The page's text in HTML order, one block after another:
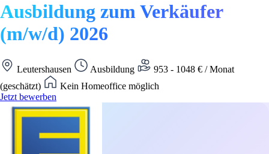
Ausbildung zum Verkäufer
(m/w/d) 2026
Leutershausen Ausbildung
953 - 1048 € / Monat
(geschätzt)
Kein Homeoffice möglich
Jetzt bewerben